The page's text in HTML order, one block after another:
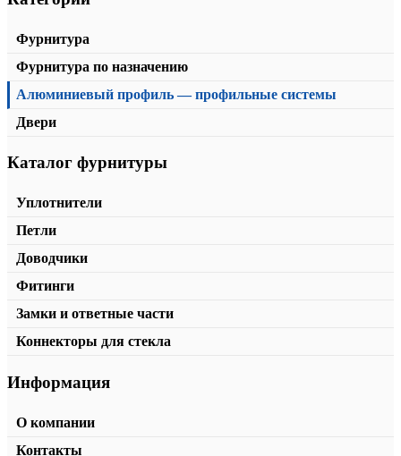
Стяжной угольник малый
от150,00₽ В корзину
Фурнитура
Фурнитура по назначению
Алюминиевый профиль — профильные системы
Двери
Каталог фурнитуры
Уплотнители
Петли
Доводчики
Фитинги
Замки и ответные части
Коннекторы для стекла
Информация
О компании
Контакты